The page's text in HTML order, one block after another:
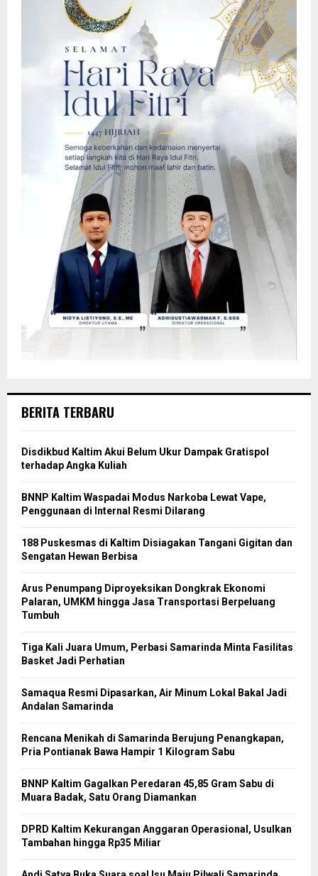
BERITA TERBARU
Disdikbud Kaltim Akui Belum Ukur Dampak Gratispol
terhadap Angka Kuliah
BNNP Kaltim Waspadai Modus Narkoba Lewat Vape,
Penggunaan di Internal Resmi Dilarang
188 Puskesmas di Kaltim Disiagakan Tangani Gigitan dan
Sengatan Hewan Berbisa
Arus Penumpang Diproyeksikan Dongkrak Ekonomi
Palaran, UMKM hingga Jasa Transportasi Berpeluang
Tumbuh
Tiga Kali Juara Umum, Perbasi Samarinda Minta Fasilitas
Basket Jadi Perhatian
Samaqua Resmi Dipasarkan, Air Minum Lokal Bakal Jadi
Andalan Samarinda
Rencana Menikah di Samarinda Berujung Penangkapan,
Pria Pontianak Bawa Hampir 1 Kilogram Sabu
BNNP Kaltim Gagalkan Peredaran 45,85 Gram Sabu di
Muara Badak, Satu Orang Diamankan
DPRD Kaltim Kekurangan Anggaran Operasional, Usulkan
Tambahan hingga Rp35 Miliar